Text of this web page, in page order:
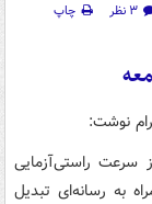
۳ نظر
چاپ
نوشت:
سرعت راستی‌آزمایی
به رسانه‌ای تبدیل